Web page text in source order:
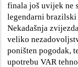
finala još uvijek ne
legendarni
Nekadašnja
veliko
poništen pogodak,
upotrebu VAR